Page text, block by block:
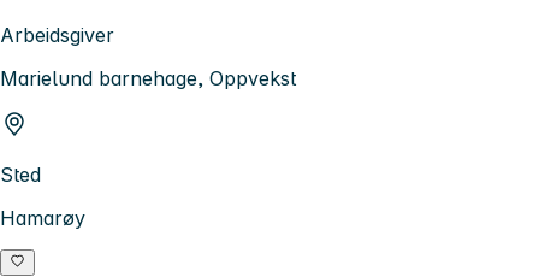
Arbeidsgiver
Marielund barnehage, Oppvekst
Sted
Hamarøy